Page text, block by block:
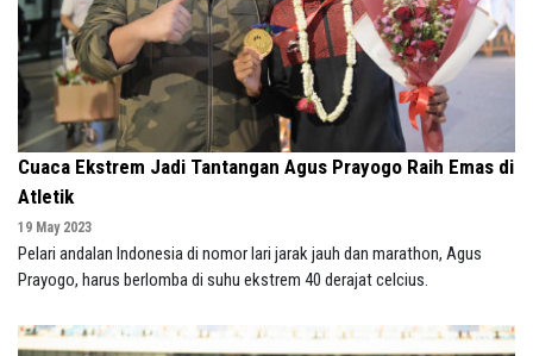
Cuaca Ekstrem Jadi Tantangan Agus Prayogo Raih Emas di
Atletik
19 May 2023
Pelari andalan Indonesia di nomor lari jarak jauh dan marathon, Agus
Prayogo, harus berlomba di suhu ekstrem 40 derajat celcius.